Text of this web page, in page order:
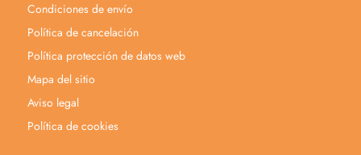
Condiciones de envío
Política de cancelación
Política protección de datos web
Mapa del sitio
Aviso legal
Política de cookies